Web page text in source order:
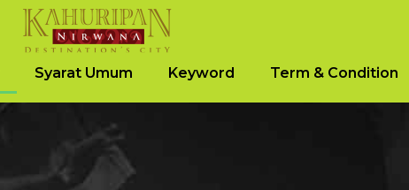
Syarat Umum Keyword Term & Condition